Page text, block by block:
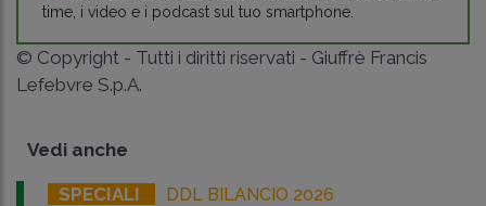
time, i video e i podcast sul tuo smartphone.
© Copyright - Tutti i diritti riservati - Giuffrè Francis
Lefebvre S.p.A.
Vedi anche
SPECIALI DDL BILANCIO 2026